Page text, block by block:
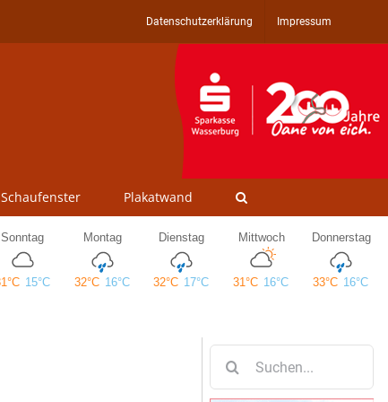
Datenschutzerklärung Impressum
Schaufenster Plakatwand
nach: